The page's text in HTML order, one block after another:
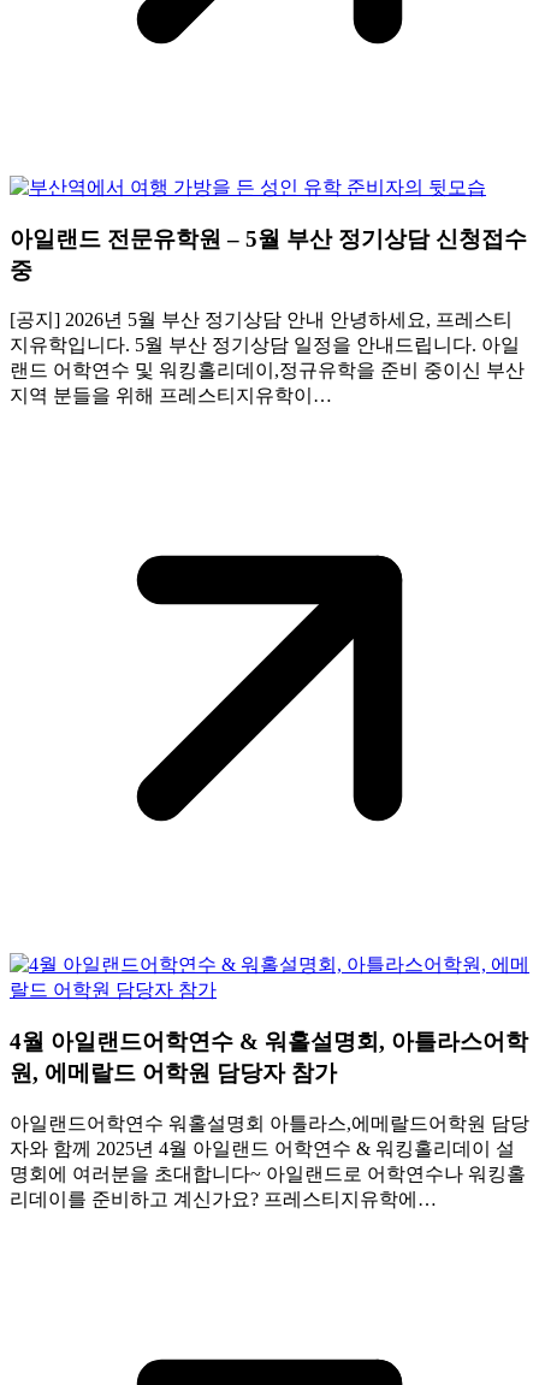
아일랜드 전문유학원 – 5월 부산 정기상담 신청접수
중
[공지] 2026년 5월 부산 정기상담 안내 안녕하세요, 프레스티
지유학입니다. 5월 부산 정기상담 일정을 안내드립니다. 아일
랜드 어학연수 및 워킹홀리데이,정규유학을 준비 중이신 부산
지역 분들을 위해 프레스티지유학이…
4월 아일랜드어학연수 & 워홀설명회, 아틀라스어학
원, 에메랄드 어학원 담당자 참가
아일랜드어학연수 워홀설명회 아틀라스,에메랄드어학원 담당
자와 함께 2025년 4월 아일랜드 어학연수 & 워킹홀리데이 설
명회에 여러분을 초대합니다~ 아일랜드로 어학연수나 워킹홀
리데이를 준비하고 계신가요? 프레스티지유학에…